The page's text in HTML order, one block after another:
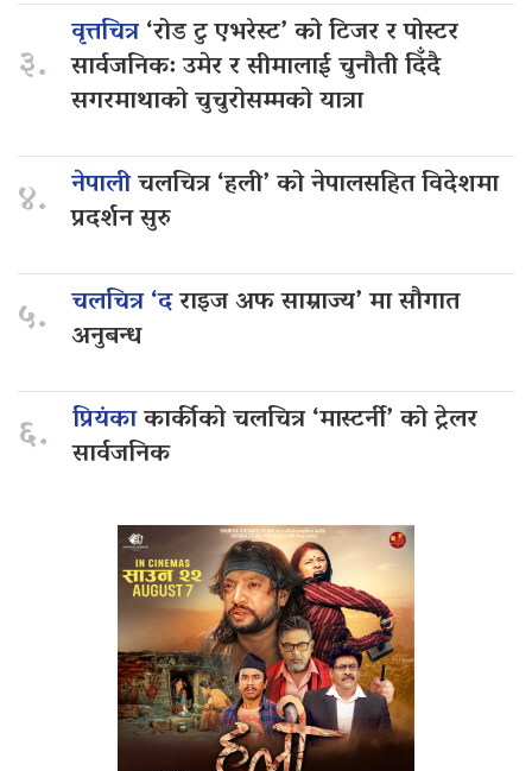
३.
वृत्तचित्र‘रोड टु एभरेस्ट’ को टिजर र पोस्टर
सार्वजनिक: उमेर र सीमालाई चुनौती दिँदै
सगरमाथाको चुचुरोसम्मको यात्रा
४. नेपालीचलचित्र ‘हली’ को नेपालसहित विदेशमा
प्रदर्शन सुरु
५. चलचित्र ‘दराइज अफ साम्राज्य’ मा सौगात
अनुबन्ध
६. प्रियंकाकार्कीको चलचित्र ‘मास्टर्नी’ को ट्रेलर
सार्वजनिक